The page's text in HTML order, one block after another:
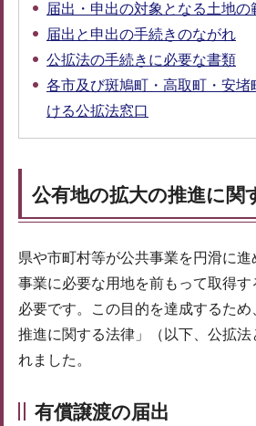
届出・申出の対象となる土地の
届出と申出の手続きのながれ
公拡法の手続きに必要な書類
各市及び斑鳩町・高取町・安堵
ける公拡法窓口
公有地の拡大の推進に関
県や市町村等が公共事業を円滑に進
事業に必要な用地を前もって取得
必要です。この目的を達成するた
推進に関する法律」（以下、公拡法
れました。
有償譲渡の届出